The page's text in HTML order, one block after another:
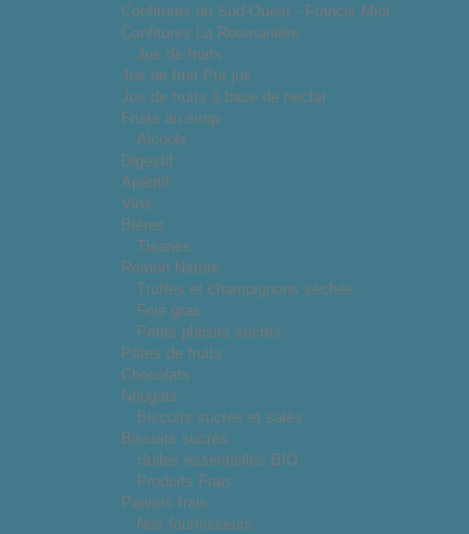
Confitures du Sud-Ouest - Francis Miot
Confitures La Roumanière
Jus de fruits
Jus de fruit Pur jus
Jus de fruits à base de nectar
Fruits au sirop
Alcools
Digestif
Apéritif
Vins
Bières
Tisanes
Romon Nature
Truffes et champignons séchés
Foie gras
Petits plaisirs sucrés
Pâtes de fruits
Chocolats
Nougats
Biscuits sucrés et salés
Biscuits sucrés
Huiles essentielles BIO
Produits Frais
Paniers frais
Nos fournisseurs